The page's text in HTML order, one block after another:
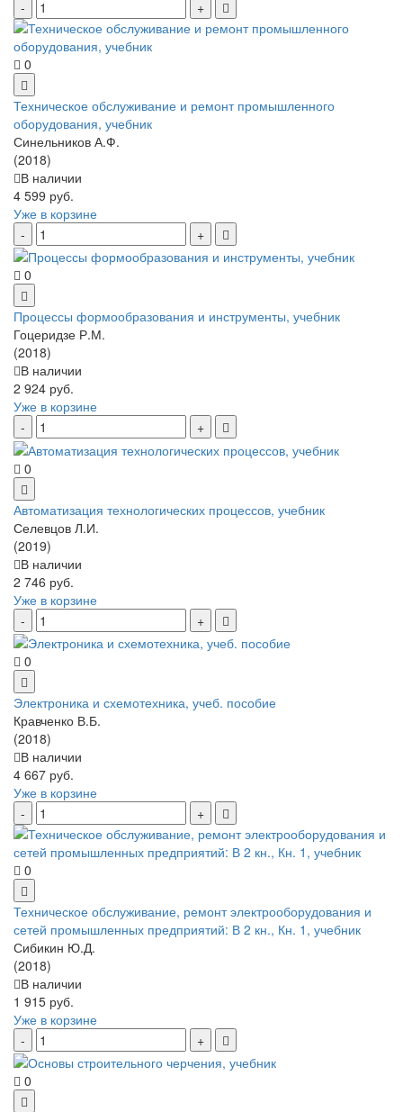
0
Техническое обслуживание и ремонт промышленного
оборудования, учебник
Синельников А.Ф.
(2018)
В наличии
4 599 руб.
Уже в корзине
0
Процессы формообразования и инструменты, учебник
Гоцеридзе Р.М.
(2018)
В наличии
2 924 руб.
Уже в корзине
0
Автоматизация технологических процессов, учебник
Селевцов Л.И.
(2019)
В наличии
2 746 руб.
Уже в корзине
0
Электроника и схемотехника, учеб. пособие
Кравченко В.Б.
(2018)
В наличии
4 667 руб.
Уже в корзине
0
Техническое обслуживание, ремонт электрооборудования и
сетей промышленных предприятий: В 2 кн., Кн. 1, учебник
Сибикин Ю.Д.
(2018)
В наличии
1 915 руб.
Уже в корзине
0